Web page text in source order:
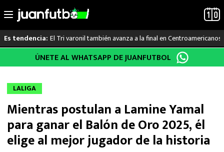
al
Es tendencia: El Tri varonil también avanza a la final en Centroamericanos
LO ÚLTIMO
LIGA MX
RAYADOS
PUMAS
ÚNETE AL WHATSAPP DE JUANFUTBOL
LALIGA
Mientras postulan a Lamine Yamal
para ganar el Balón de Oro 2025, él
elige al mejor jugador de la historia